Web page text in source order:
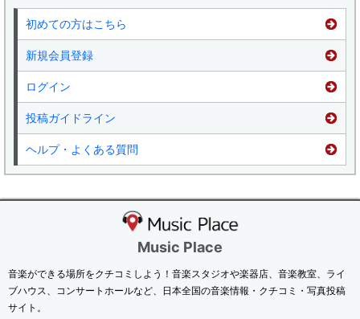
初めての方はこちら
新規会員登録
ログイン
投稿ガイドライン
ヘルプ・よくある質問
Music Place
音楽ができる場所をクチコミしよう！音楽スタジオや楽器店、音楽教室、ライ
ブハウス、コンサートホールなど、日本全国の音楽情報・クチコミ・写真投稿
サイト。